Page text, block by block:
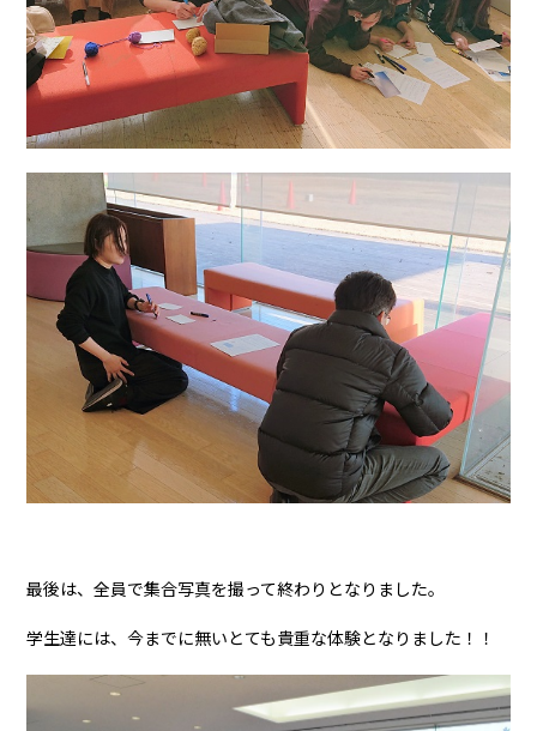
最後は、全員で集合写真を撮って終わりとなりました。
学生達には、今までに無いとても貴重な体験となりました！！